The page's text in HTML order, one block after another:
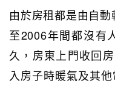
由於房租都是由自
至2006年間都沒有
久，房東上門收回
入房子時暖氣及其